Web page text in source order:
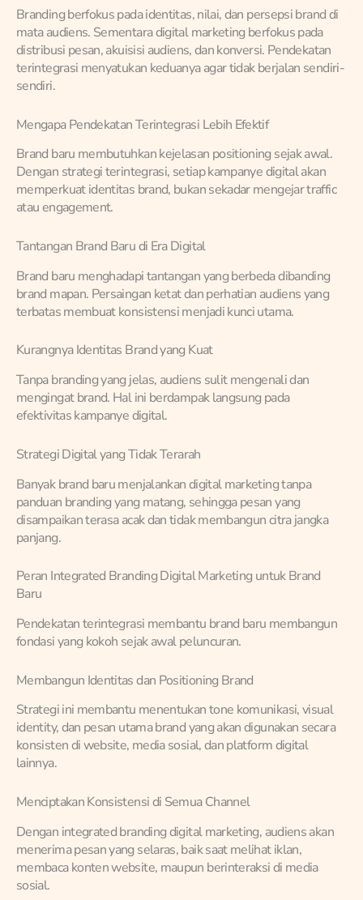
Branding berfokus pada identitas, nilai, dan persepsi brand di
mata audiens. Sementara digital marketing berfokus pada
distribusi pesan, akuisisi audiens, dan konversi. Pendekatan
terintegrasi menyatukan keduanya agar tidak berjalan sendiri-
sendiri.
Mengapa Pendekatan Terintegrasi Lebih Efektif
Brand baru membutuhkan kejelasan positioning sejak awal.
Dengan strategi terintegrasi, setiap kampanye digital akan
memperkuat identitas brand, bukan sekadar mengejar traffic
atau engagement.
Tantangan Brand Baru di Era Digital
Brand baru menghadapi tantangan yang berbeda dibanding
brand mapan. Persaingan ketat dan perhatian audiens yang
terbatas membuat konsistensi menjadi kunci utama.
Kurangnya Identitas Brand yang Kuat
Tanpa branding yang jelas, audiens sulit mengenali dan
mengingat brand. Hal ini berdampak langsung pada
efektivitas kampanye digital.
Strategi Digital yang Tidak Terarah
Banyak brand baru menjalankan digital marketing tanpa
panduan branding yang matang, sehingga pesan yang
disampaikan terasa acak dan tidak membangun citra jangka
panjang.
Peran Integrated Branding Digital Marketing untuk Brand
Baru
Pendekatan terintegrasi membantu brand baru membangun
fondasi yang kokoh sejak awal peluncuran.
Membangun Identitas dan Positioning Brand
Strategi ini membantu menentukan tone komunikasi, visual
identity, dan pesan utama brand yang akan digunakan secara
konsisten di website, media sosial, dan platform digital
lainnya.
Menciptakan Konsistensi di Semua Channel
Dengan integrated branding digital marketing, audiens akan
menerima pesan yang selaras, baik saat melihat iklan,
membaca konten website, maupun berinteraksi di media
sosial.